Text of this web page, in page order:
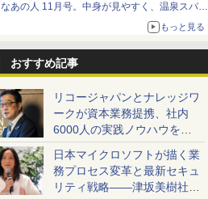
なあの人 11月号。中身が見やすく、温泉スパに
もっと見る
おすすめ記事
リコージャパンとナレッジワ
ークが資本業務提携、社内
6000人の実践ノウハウを生
かした「AI商談記録 for
RICOH」を展開へ
日本マイクロソフトが描く業
務プロセス変革と最新セキュ
リティ戦略――津坂美樹社長